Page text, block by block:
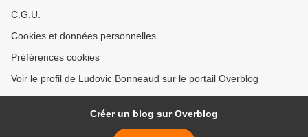
C.G.U.
Cookies et données personnelles
Préférences cookies
Voir le profil de Ludovic Bonneaud sur le portail Overblog
Créer un blog sur Overblog